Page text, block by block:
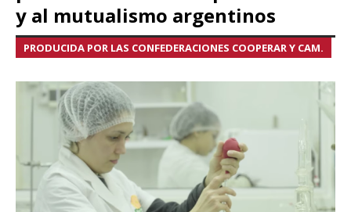
y al mutualismo argentinos
PRODUCIDA POR LAS CONFEDERACIONES COOPERAR Y CAM.